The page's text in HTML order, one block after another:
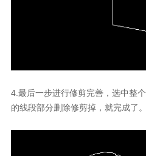
4. 最后一步进行修剪完善，选中整
的线段部分删除修剪掉，就完成了。